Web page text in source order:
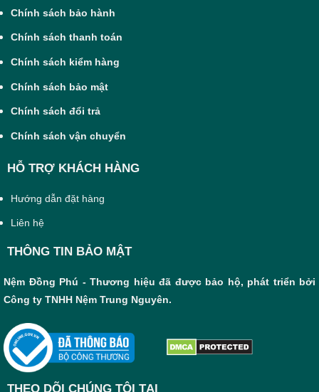
Chính sách bảo hành
Chính sách thanh toán
Chính sách kiểm hàng
Chính sách bảo mật
Chính sách đổi trả
Chính sách vận chuyển
HỖ TRỢ KHÁCH HÀNG
Hướng dẫn đặt hàng
Liên hệ
THÔNG TIN BẢO MẬT
Nệm Đồng Phú - Thương hiệu đã được bảo hộ, phát triển bởi
Công ty TNHH Nệm Trung Nguyên.
THEO DÕI CHÚNG TÔI TẠI